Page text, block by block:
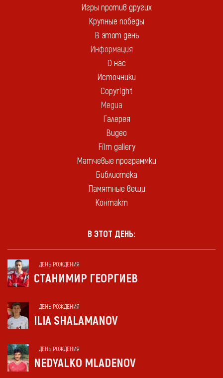
Игры против других
Крупные победы
В этот день
Информация
О нас
Источники
Copyright
Медиа
Галерея
Видео
Film gallery
Матчевые программки
Библиотека
Памятные вещи
Контакт
В ЭТОТ ДЕНЬ:
ДЕНЬ РОЖДЕНИЯ
СТАНИМИР ГЕОРГИЕВ
ДЕНЬ РОЖДЕНИЯ
ILIA SHALAMANOV
ДЕНЬ РОЖДЕНИЯ
NEDYALKO MLADENOV